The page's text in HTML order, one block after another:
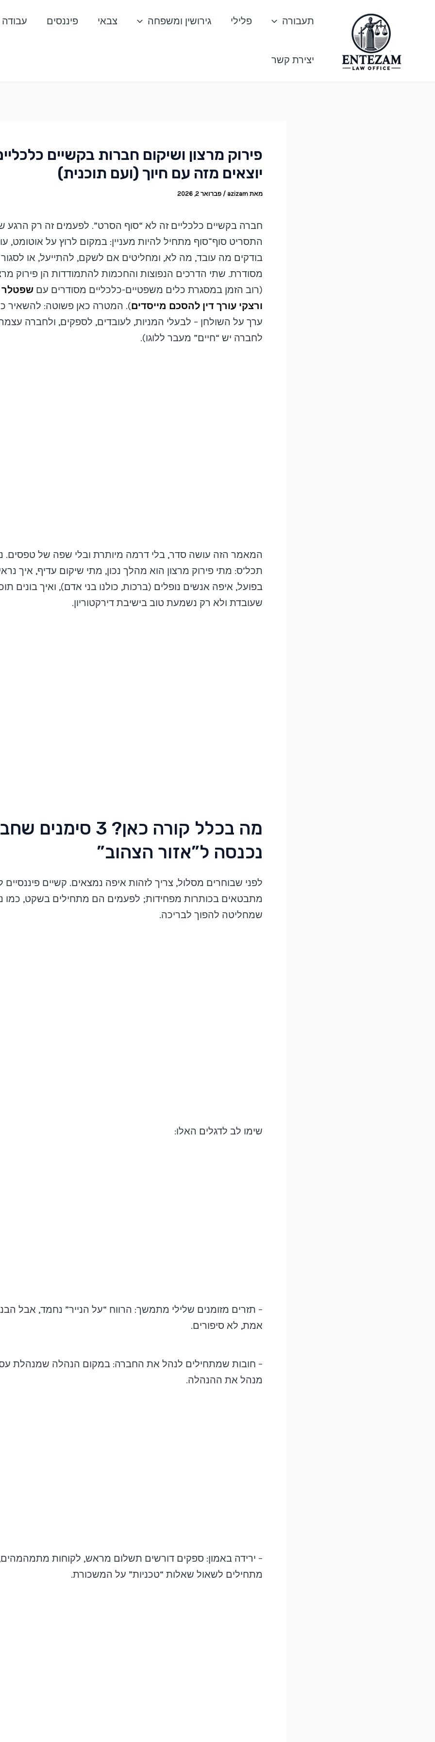
תעבורה פלילי גירושין ומשפחה צבאי פיננסים עבודה
יצירת קשר
פירוק מרצון ושיקום חברות בקשיים
יוצאים מזה עם חיוך (ועם תוכנית)
מאת azizam
/ פברואר 2, 2026
חברה בקשיים כלכליים זה לא “סוף הסרט”. לפעמים זה רק הרגע
התסריט סוף־סוף מתחיל להיות מעניין: במקום לרוץ על אוטומט,
בודקים מה עובד, מה לא, ומחליטים אם לשקם, להתייעל, או
מסודרת. שתי הדרכים הנפוצות והחכמות להתמודדות הן פירוק
(רוב הזמן במסגרת כלים משפטיים-כלכליים מסודרים עם שפטלר
ורצקי עורך דין להסכם מייסדים). המטרה כאן פשוטה: להשאיר
ערך על השולחן – לבעלי המניות, לעובדים, לספקים, ולחברה
לחברה יש “חיים” מעבר ללוגו).
המאמר הזה עושה סדר, בלי דרמה מיותרת ובלי שפה של טפסים.
תכל’ס: מתי פירוק מרצון הוא מהלך נכון, מתי שיקום עדיף, איך
בפועל, איפה אנשים נופלים (ברכות, כולנו בני אדם), ואיך בונים
שעובדת ולא רק נשמעת טוב בישיבת דירקטוריון.
מה בכלל קורה כאן? 3
נכנסה ל”אזור הצהוב”
לפני שבוחרים מסלול, צריך לזהות איפה נמצאים. קשיים
מתבטאים בכותרות מפחידות; לפעמים הם מתחילים בשקט, כמו
שמחליטה להפוך לבריכה.
שימו לב לדגלים האלו:
– תזרים מזומנים שלילי מתמשך: הרווח “על הנייר” נחמד, אבל
אמת, לא סיפורים.
– חובות שמתחילים לנהל את החברה: במקום הנהלה שמנהלת
מנהל את ההנהלה.
– ירידה באמון: ספקים דורשים תשלום מראש, לקוחות מתמהמהים,
מתחילים לשאול שאלות “טכניות” על המשכורת.
navigation